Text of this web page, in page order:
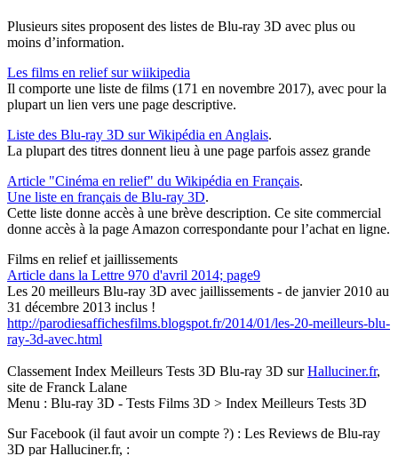
Plusieurs sites proposent des listes de Blu-ray 3D avec plus ou
moins d’information.
Les films en relief sur wiikipedia
Il comporte une liste de films (171 en novembre 2017), avec pour la
plupart un lien vers une page descriptive.
Liste des Blu-ray 3D sur Wikipédia en Anglais.
La plupart des titres donnent lieu à une page parfois assez grande
Article "Cinéma en relief" du Wikipédia en Français.
Une liste en français de Blu-ray 3D.
Cette liste donne accès à une brève description. Ce site commercial
donne accès à la page Amazon correspondante pour l’achat en ligne.
Films en relief et jaillissements
Article dans la Lettre 970 d'avril 2014; page9
Les 20 meilleurs Blu-ray 3D avec jaillissements - de janvier 2010 au
31 décembre 2013 inclus !
http://parodiesaffichesfilms.blogspot.fr/2014/01/les-20-meilleurs-blu-
ray-3d-avec.html
Classement Index Meilleurs Tests 3D Blu-ray 3D surHalluciner.fr,
site de Franck Lalane
Menu : Blu-ray 3D - Tests Films 3D > Index Meilleurs Tests 3D
Sur Facebook (il faut avoir un compte ?) : Les Reviews de Blu-ray
3D par Halluciner.fr, :